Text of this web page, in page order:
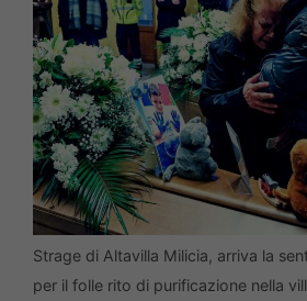
Strage di Altavilla Milicia, arriva la
per il folle rito di purificazione nella